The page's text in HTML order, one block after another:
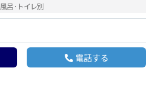
風呂･トイレ別
電話する